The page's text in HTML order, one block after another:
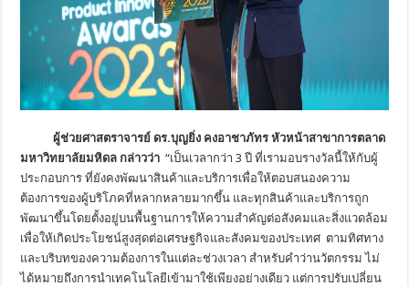
ผู้ช่วยศาสตราจารย์ ดร.บุญยิ่ง คงอาชาภัทร หัวหน้าสาขาการตลาด
มหาวิทยาลัยมหิดล กล่าวว่า“เป็นเวลากว่า 3 ปี ที่เรามอบรางวัลนี้ให้กับผู้
ประกอบการ ที่ยังคงพัฒนาสินค้าและบริการเพื่อให้ตอบสนองความ
ต้องการของผู้บริโภคที่หลากหลายมากขึ้น และทุกสินค้าและบริการถูก
พัฒนาขึ้นโดยตั้งอยู่บนพื้นฐานการให้ความสำคัญต่อสังคมและสิ่งแวดล้อม
เพื่อให้เกิดประโยชน์สูงสุดต่อเศรษฐกิจและสังคมของประเทศ ตามทิศทาง
และบริบทของความต้องการในแต่ละช่วงเวลา สำหรับคำว่านวัตกรรม ไม่
ได้หมายถึงการนำเทคโนโลยีเข้ามาใช้เพียงอย่างเดียว แต่การปรับเปลี่ยน